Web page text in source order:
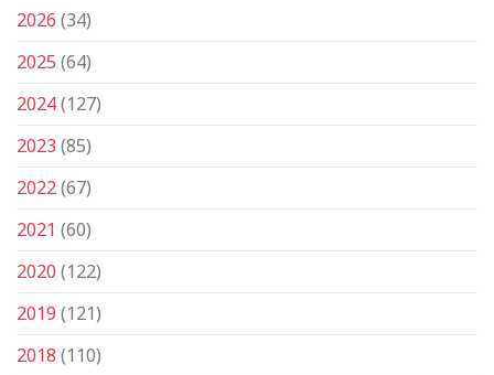
2026(34)
2025(64)
2024(127)
2023(85)
2022(67)
2021 (60)
2020(122)
2019(121)
2018(110)